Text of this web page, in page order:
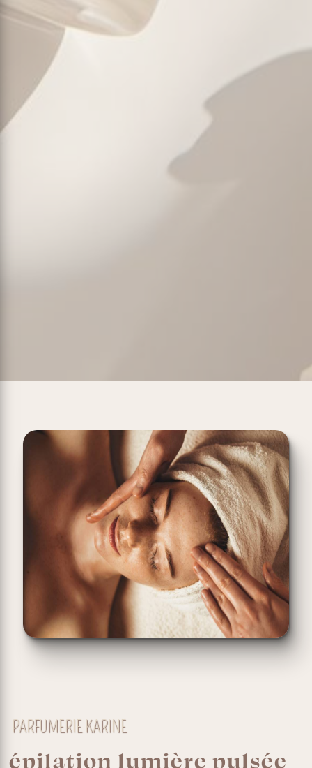
PARFUMERIE KARINE
épilation lumière pulsée